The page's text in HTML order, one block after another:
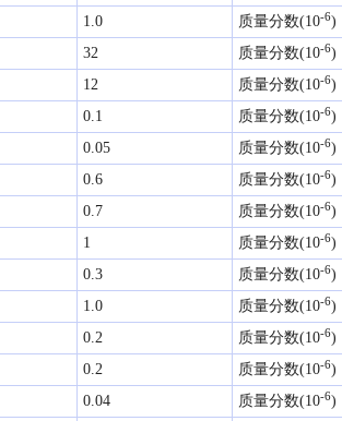
1.0 质量分数(10-6)
32 质量分数(10-6)
12 质量分数(10-6)
0.1 质量分数(10-6)
0.05 质量分数(10-6)
0.6 质量分数(10-6)
0.7 质量分数(10-6)
1 质量分数(10-6)
0.3 质量分数(10-6)
1.0 质量分数(10-6)
0.2 质量分数(10-6)
0.2 质量分数(10-6)
0.04 质量分数(10-6)